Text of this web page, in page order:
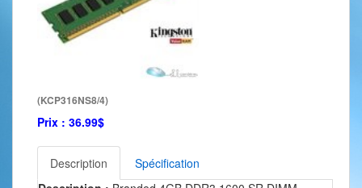
(KCP316NS8/4)
Prix : 36.99$
Description
Spécification